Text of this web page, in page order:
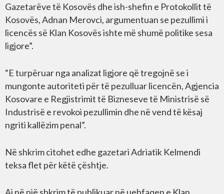
Gazetarëve të Kosovës dhe ish-shefin e Protokollit të
Kosovës, Adnan Merovci, argumentuan se pezullimi i
licencës së Klan Kosovës ishte më shumë politike sesa
ligjore”.
“E turpëruar nga analizat ligjore që tregojnë se i
mungonte autoriteti për të pezulluar licencën, Agjencia
Kosovare e Regjistrimit të Bizneseve të Ministrisë së
Industrisë e revokoi pezullimin dhe në vend të kësaj
ngriti kallëzim penal”.
Në shkrim citohet edhe gazetari Adriatik Kelmendi
teksa flet për këtë çështje.